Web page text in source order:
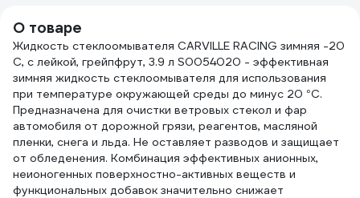
О товаре
Жидкость стеклоомывателя CARVILLE RACING зимняя -20
С, с лейкой, грейпфрут, 3.9 л S0054020 - эффективная
зимняя жидкость стеклоомывателя для использования
при температуре окружающей среды до минус 20 °С.
Предназначена для очистки ветровых стекол и фар
автомобиля от дорожной грязи, реагентов, масляной
пленки, снега и льда. Не оставляет разводов и защищает
от обледенения. Комбинация эффективных анионных,
неионогенных поверхностно-активных веществ и
функциональных добавок значительно снижает